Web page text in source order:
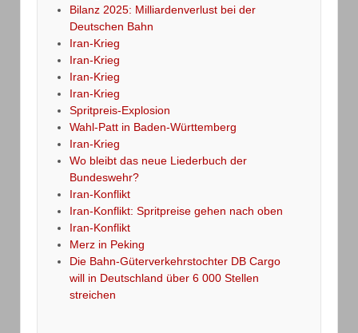
Bilanz 2025: Milliardenverlust bei der
Deutschen Bahn
Iran-Krieg
Iran-Krieg
Iran-Krieg
Iran-Krieg
Spritpreis-Explosion
Wahl-Patt in Baden-Württemberg
Iran-Krieg
Wo bleibt das neue Liederbuch der
Bundeswehr?
Iran-Konflikt
Iran-Konflikt: Spritpreise gehen nach oben
Iran-Konflikt
Merz in Peking
Die Bahn-Güterverkehrstochter DB Cargo
will in Deutschland über 6 000 Stellen
streichen